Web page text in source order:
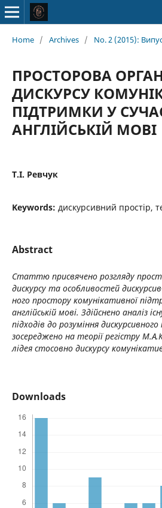
Home / Archives / No. 2 (2015):
ПРОСТОРОВА
ДИСКУРСУ
ПІДТРИМКИ У
АНГЛІЙСЬКІЙ МОВІ
Т.І. Ревчук
Keywords: дискурсивний простір,
Abstract
Статтю присвячено розгляду
дискурсу та особливостей
ного простору комунікативної
англійській мові. Здійснено аналіз
підходів до розуміння
зосереджено на теорії регістру
лідея стосовно дискурсу
Downloads